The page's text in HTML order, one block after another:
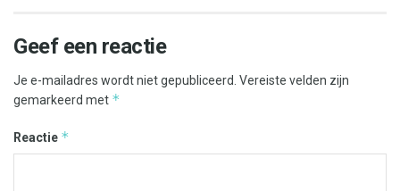
Geef een reactie
Je e-mailadres wordt niet gepubliceerd. Vereiste velden zijn
gemarkeerd met *
Reactie *